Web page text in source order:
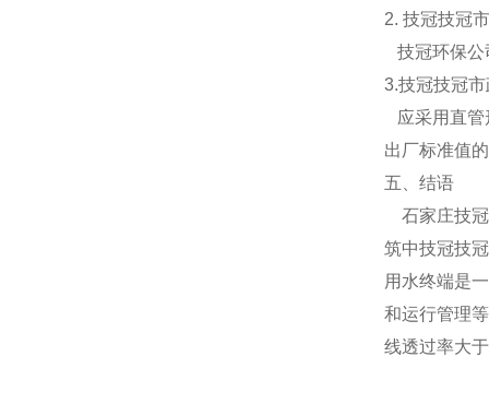
2. 技冠技冠
技冠环保公
3.技冠技冠
应采用直管
出厂标准值
五、结语
石家庄技冠
筑中技冠技
用水终端是
和运行管理
线透过率大